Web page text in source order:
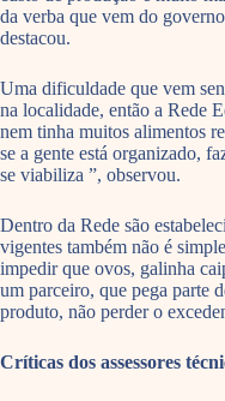
da verba que vem do
destacou.
Uma dificuldade que vem
na localidade, então a Rede
nem tinha muitos alimentos
se a gente está organizado,
se viabiliza ”, observou.
Dentro da Rede são
vigentes também não é
impedir que ovos, galinha
um parceiro, que pega parte
produto, não perder o
Críticas dos assessores